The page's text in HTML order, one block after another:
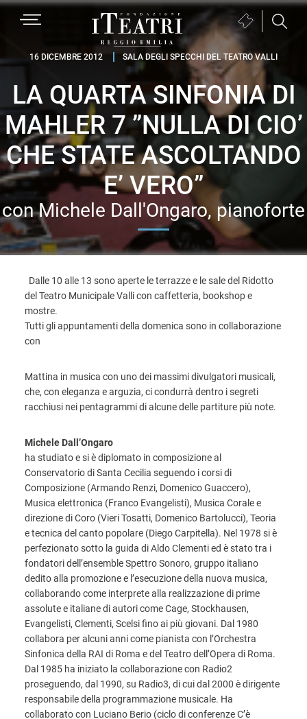
Passa
primaria
Passa
principale
Passa
di
Fondazione
Teatri
Reggio
Emilia
Biglietteria
apre
in
una
finestra)
16 DICEMBRE 2012 SALA DEGLI SPECCHI DEL TEATRO VALLI
LA QUARTA SINFONIA DI
MAHLER 7 ”NULLA DI CIO’
CHE STATE ASCOLTANDO
E’ VERO”
con Michele Dall'Ongaro, pianoforte
Dalle 10 alle 13 sono aperte le terrazze e le sale del Ridotto
del Teatro Municipale Valli con caffetteria, bookshop e
mostre.
Tutti gli appuntamenti della domenica sono in collaborazione
con
Mattina in musica con uno dei massimi divulgatori musicali,
che, con eleganza e arguzia, ci condurrà dentro i segreti
racchiusi nei pentagrammi di alcune delle partiture più note.
Michele Dall’Ongaro
ha studiato e si è diplomato in composizione al
Conservatorio di Santa Cecilia seguendo i corsi di
Composizione (Armando Renzi, Domenico Guaccero),
Musica elettronica (Franco Evangelisti), Musica Corale e
direzione di Coro (Vieri Tosatti, Domenico Bartolucci), Teoria
e tecnica del canto popolare (Diego Carpitella). Nel 1978 si è
perfezionato sotto la guida di Aldo Clementi ed è stato tra i
fondatori dell’ensemble Spettro Sonoro, gruppo italiano
dedito alla promozione e l’esecuzione della nuova musica,
collaborando come interprete alla realizzazione di prime
assolute e italiane di autori come Cage, Stockhausen,
Evangelisti, Clementi, Scelsi fino ai più giovani. Dal 1980
collabora per alcuni anni come pianista con l’Orchestra
Sinfonica della RAI di Roma e del Teatro dell’Opera di Roma.
Dal 1985 ha iniziato la collaborazione con Radio2
proseguendo, dal 1990, su Radio3, di cui dal 2000 è dirigente
responsabile della programmazione musicale. Ha
collaborato con Luciano Berio (ciclo di conferenze C’è